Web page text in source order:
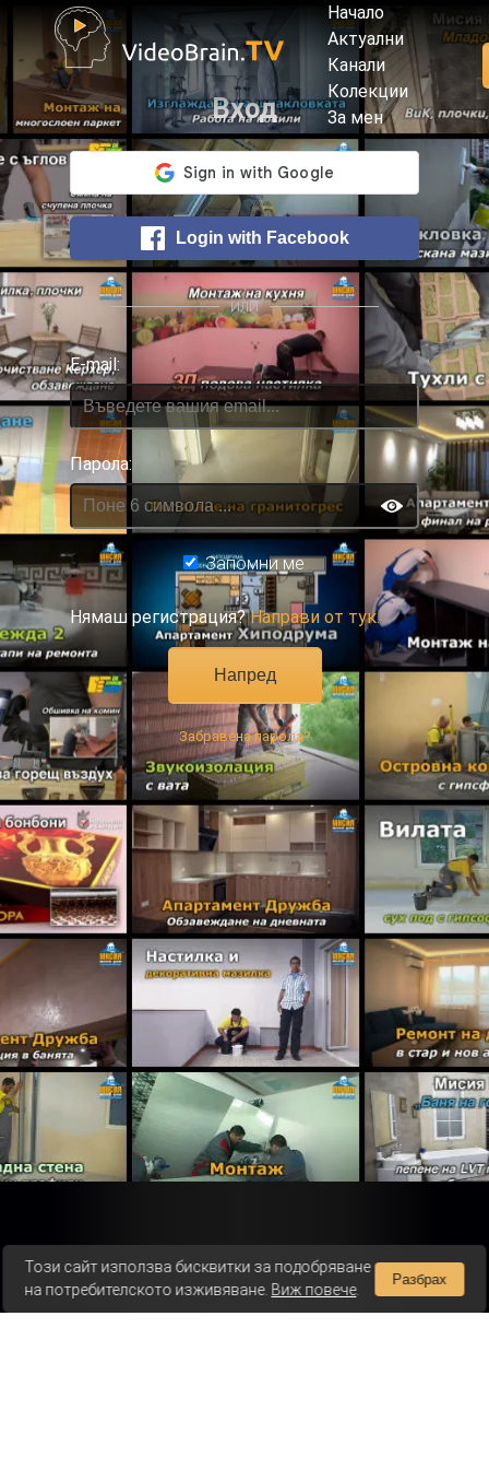
Начало
Актуални
Канали
Колекции
За мен
Вход
Login with Facebook
или
Е-mail:
Парола:
Запомни ме
Нямаш регистрация?Направи от тук.
Забравена парола?
Този сайт използва бисквитки за подобряване
на потребителското изживяване. Виж повече.
Разбрах